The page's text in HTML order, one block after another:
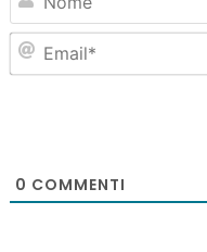
0 COMMENTI